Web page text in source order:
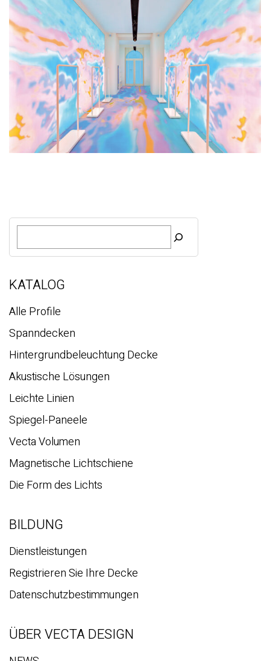
S
c
e
KATALOG
Alle Profile
Spanndecken
Hintergrundbeleuchtung Decke
Akustische Lösungen
Leichte Linien
Spiegel-Paneele
Vecta Volumen
Magnetische Lichtschiene
Die Form des Lichts
BILDUNG
Dienstleistungen
Registrieren Sie Ihre Decke
Datenschutzbestimmungen
ÜBER VECTA DESIGN